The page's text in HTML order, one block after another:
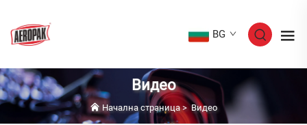
BG
Видео
Начална страница>Видео